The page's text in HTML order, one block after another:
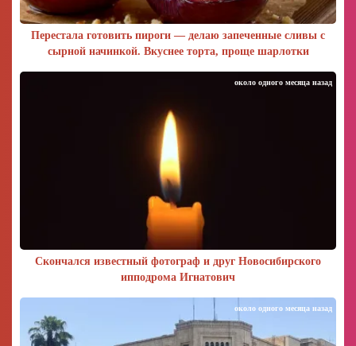
Перестала готовить пироги — делаю запеченные сливы с
сырной начинкой. Вкуснее торта, проще шарлотки
Скончался известный фотограф и друг Новосибирского
ипподрома Игнатович
около одного месяца назад
около одного месяца назад